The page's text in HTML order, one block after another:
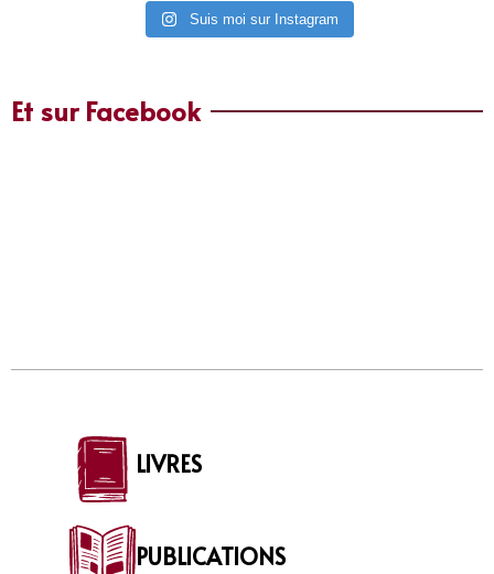
Suis moi sur Instagram
Et sur Facebook
LIVRES
PUBLICATIONS